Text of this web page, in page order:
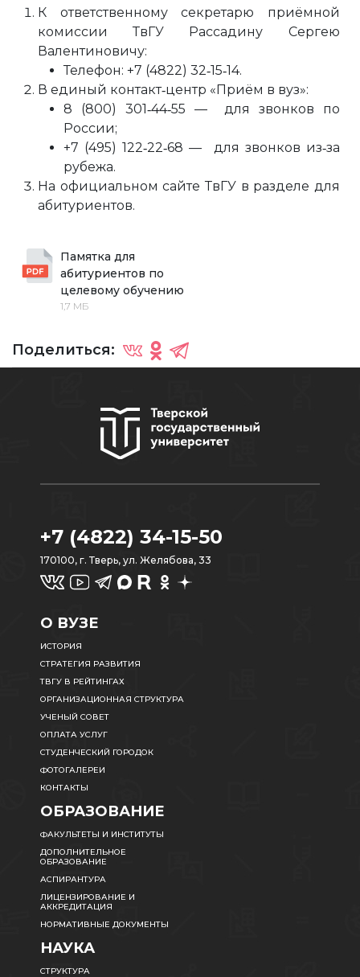
К ответственному секретарю приёмной
комиссии ТвГУ Рассадину
Сергею
Валентиновичу:
Телефон: +7 (4822) 32‑15‑14.
В единый контакт‑центр «Приём в вуз»:
8 (800) 301‑44‑55 — для звонков по
России;
+7 (495) 122‑22‑68 — для звонков из‑за
рубежа.
На официальном сайте ТвГУ в разделе для
абитуриентов.
Памятка для
абитуриентов по
целевому обучению
1,7 МБ
Поделиться:
+7 (4822) 34-15-50
170100, г. Тверь, ул. Желябова, 33
О ВУЗЕ
ИСТОРИЯ
СТРАТЕГИЯ РАЗВИТИЯ
ТВГУ В РЕЙТИНГАХ
ОРГАНИЗАЦИОННАЯ СТРУКТУРА
УЧЕНЫЙ СОВЕТ
ОПЛАТА УСЛУГ
СТУДЕНЧЕСКИЙ ГОРОДОК
ФОТОГАЛЕРЕИ
КОНТАКТЫ
ОБРАЗОВАНИЕ
ФАКУЛЬТЕТЫ И ИНСТИТУТЫ
ДОПОЛНИТЕЛЬНОЕ
ОБРАЗОВАНИЕ
АСПИРАНТУРА
ЛИЦЕНЗИРОВАНИЕ И
АККРЕДИТАЦИЯ
НОРМАТИВНЫЕ ДОКУМЕНТЫ
НАУКА
СТРУКТУРА